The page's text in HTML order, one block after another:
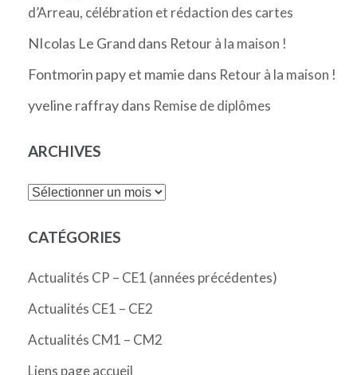
d’Arreau, célébration et rédaction des cartes
NIcolas Le Grand dans Retour à la maison !
Fontmorin papy et mamie dans Retour à la maison !
yveline raffraydans Remise de diplômes
ARCHIVES
Archives
CATÉGORIES
Actualités CP – CE1 (années précédentes)
Actualités CE1 – CE2
Actualités CM1 – CM2
Liens page accueil